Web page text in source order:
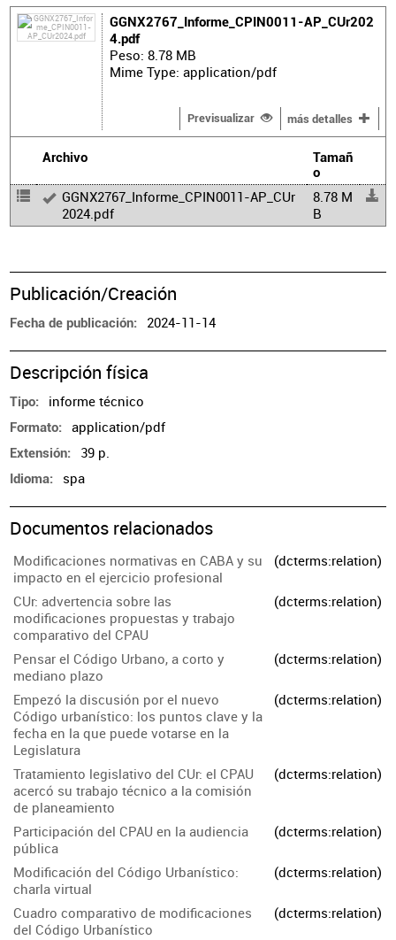
GGNX2767_Informe_CPIN0011-AP_CUr202
4.pdf
Peso: 8.78 MB
Mime Type: application/pdf
Previsualizar más detalles
Archivo
Tamañ
o
GGNX2767_Informe_CPIN0011-AP_CUr
2024.pdf
8.78 M
B
Publicación/Creación
Fecha de publicación 2024-11-14
Descripción física
Tipo informe técnico
Formato application/pdf
Extensión 39 p.
Idioma spa
Documentos relacionados
Modificaciones normativas en CABA y su
impacto en el ejercicio profesional
(dcterms:relation)
CUr: advertencia sobre las
modificaciones propuestas y trabajo
comparativo del CPAU
(dcterms:relation)
Pensar el Código Urbano, a corto y
mediano plazo
(dcterms:relation)
Empezó la discusión por el nuevo
Código urbanístico: los puntos clave y la
fecha en la que puede votarse en la
Legislatura
(dcterms:relation)
Tratamiento legislativo del CUr: el CPAU
acercó su trabajo técnico a la comisión
de planeamiento
(dcterms:relation)
Participación del CPAU en la audiencia
pública
(dcterms:relation)
Modificación del Código Urbanístico:
charla virtual
(dcterms:relation)
Cuadro comparativo de modificaciones
del Código Urbanístico
(dcterms:relation)